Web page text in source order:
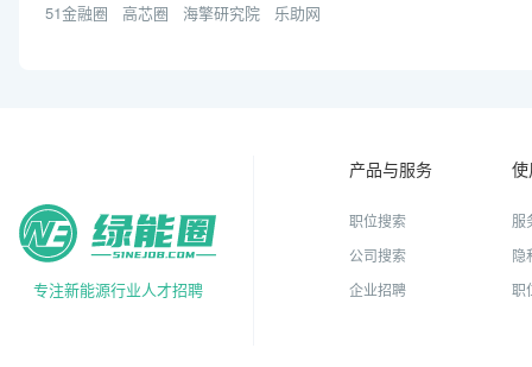
51金融圈 高芯圈 海擎研究院 乐助网
专注新能源行业人才招聘
产品与服务
职位搜索
公司搜索
企业招聘
服
隐
职